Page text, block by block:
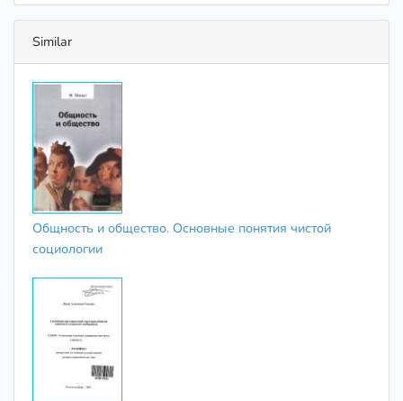
Similar
Общность и общество. Основные понятия чистой
социологии